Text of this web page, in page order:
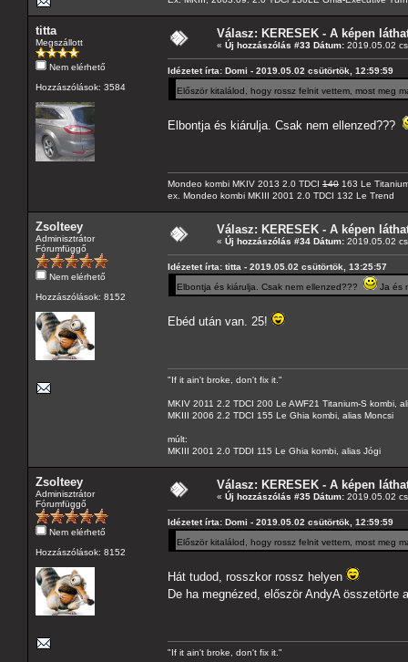
titta
Megszállott
Nem elérhető
Hozzászólások: 3584
Válasz: KERESEK - A képen
« Új hozzászólás #33 Dátum: 2019.05.02
Idézetet írta: Domi - 2019.05.02 csütörtök, 12:59:59
Először kitalálod, hogy rossz felnit vettem, most meg
Elbontja és kiárulja. Csak nem ellenzed???
Mondeo kombi MKIV 2013 2.0 TDCI 140 163 Le
ex. Mondeo kombi MKIII 2001 2.0 TDCI 132 Le Trend
Zsolteey
Adminisztrátor
Fórumfüggő
Nem elérhető
Hozzászólások: 8152
Válasz: KERESEK - A képen
« Új hozzászólás #34 Dátum: 2019.05.02
Idézetet írta: titta - 2019.05.02 csütörtök, 13:25:57
Elbontja és kiárulja. Csak nem ellenzed???
Ja és
Ebéd után van. 25!
"If it ain't broke, don't fix it."
MKIV 2011 2.2 TDCI 200 Le AWF21 Titanium-S kombi,
MKIII 2006 2.2 TDCI 155 Le Ghia kombi, alias Moncsi
múlt:
MKIII 2001 2.0 TDDI 115 Le Ghia kombi, alias Jógi
Zsolteey
Adminisztrátor
Fórumfüggő
Nem elérhető
Hozzászólások: 8152
Válasz: KERESEK - A képen
« Új hozzászólás #35 Dátum: 2019.05.02
Idézetet írta: Domi - 2019.05.02 csütörtök, 12:59:59
Először kitalálod, hogy rossz felnit vettem, most meg
Hát tudod, rosszkor rossz helyen
De ha megnézed, először AndyA
"If it ain't broke, don't fix it."